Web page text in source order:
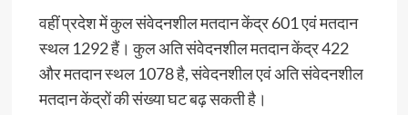
वहीं प्रदेश में कुल संवेदनशील मतदान केंद्र 601 एवं मतदान
स्थल 1292 हैं। कुल अति संवेदनशील मतदान केंद्र 422
और मतदान स्थल 1078 है, संवेदनशील एवं अति संवेदनशील
मतदान केंद्रों की संख्या घट बढ़ सकती है।